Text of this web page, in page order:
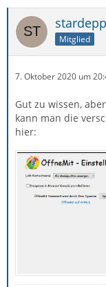
stardepp
Mitglied
7. Oktober 2020 um
Gut zu wissen,
kann man die
hier: